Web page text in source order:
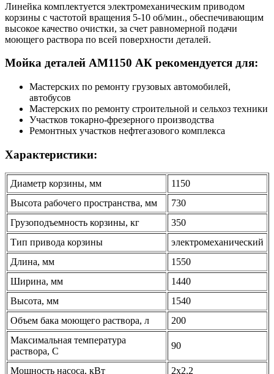
Линейка комплектуется электромеханическим приводом
корзины с частотой вращения 5-10 об/мин., обеспечивающим
высокое качество очистки, за счет равномерной подачи
моющего раствора по всей поверхности деталей.
Мойка деталей АМ1150 АК рекомендуется для:
Мастерских по ремонту грузовых автомобилей,
автобусов
Мастерских по ремонту строительной и сельхоз техники
Участков токарно-фрезерного производства
Ремонтных участков нефтегазового комплекса
Характеристики:
Диаметр корзины, мм
1150
Высота рабочего пространства, мм
730
Грузоподъемность корзины, кг
350
Тип привода корзины
электромеханический
Длина, мм
1550
Ширина, мм
1440
Высота, мм
1540
Объем бака моющего раствора, л
200
Максимальная температура
раствора, С
90
Мощность насоса, кВт 2х2,2